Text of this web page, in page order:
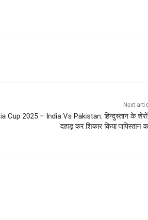
Next
Cup 2025 – India Vs Pakistan: हिन्दुस्तान के
दहाड़ कर शिकार किया पापिस्तान